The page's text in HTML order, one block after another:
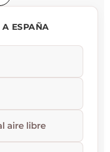
ESPAÑA
aire libre